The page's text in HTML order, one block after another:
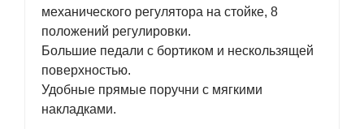
механического регулятора на стойке, 8
положений регулировки.
Большие педали с бортиком и нескользящей
поверхностью.
Удобные прямые поручни с мягкими
накладками.